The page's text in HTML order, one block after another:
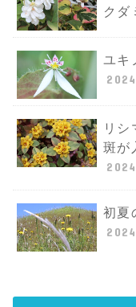
クダ
ユキ
リ
斑が
初夏